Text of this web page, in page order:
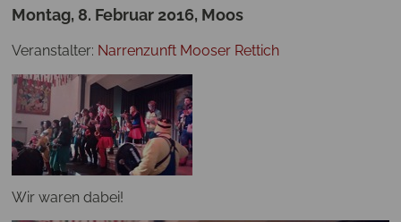
Montag, 8. Februar 2016, Moos
Veranstalter: Narrenzunft Mooser Rettich
Wir waren dabei!